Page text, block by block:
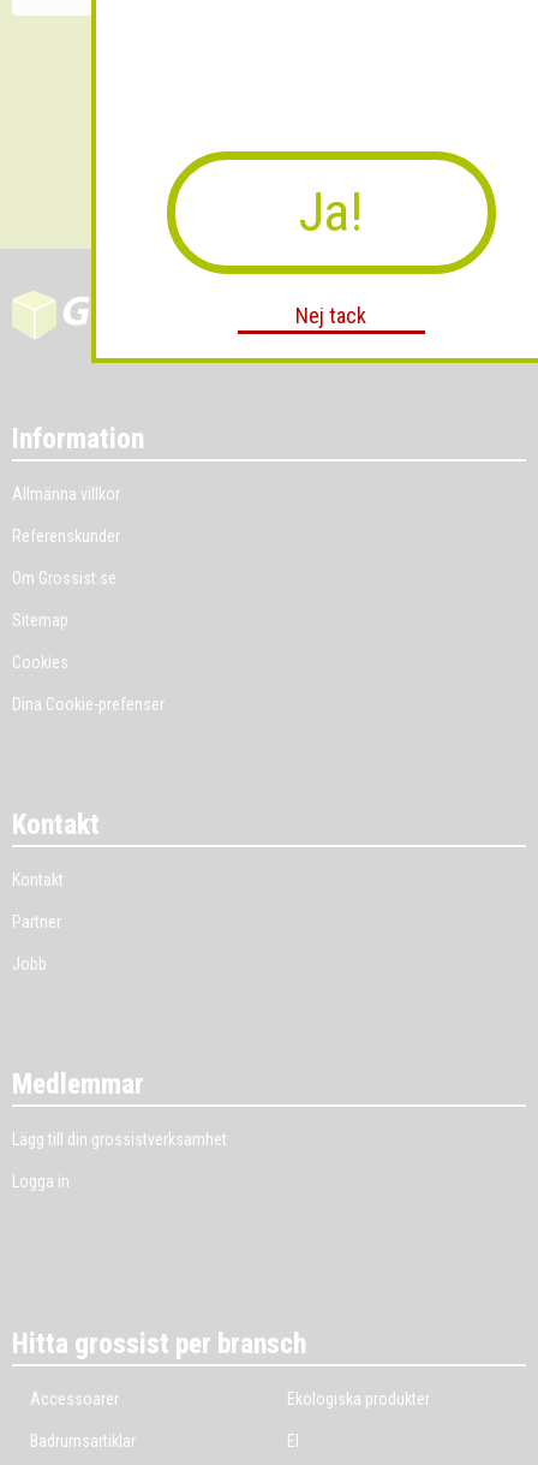
Skicka
Information
Allmänna villkor
Referenskunder
Om Grossist.se
Sitemap
Cookies
Dina Cookie-prefenser
Kontakt
Kontakt
Partner
Jobb
Medlemmar
Lägg till din grossistverksamhet
Logga in
Hitta grossist per bransch
Accessoarer
Badrumsartiklar
Ekologiska produkter
El
Ja!
Nej tack